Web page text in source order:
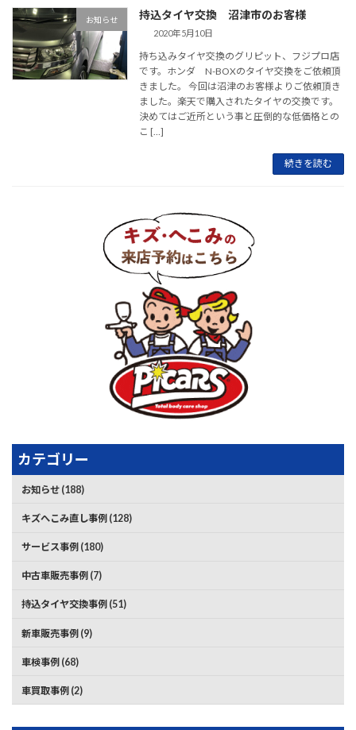
お知らせ 持込タイヤ交換 沼津市のお客様
2020年5月10日
持ち込みタイヤ交換のグリピット、フジプロ店
です。ホンダ N-BOXのタイヤ交換をご依頼頂
きました。 今回は沼津のお客様よりご依頼頂き
ました。楽天で購入されたタイヤの交換です。
決めてはご近所という事と圧倒的な低価格との
こ […]
続きを読む
カテゴリー
お知らせ (188)
キズへこみ直し事例 (128)
サービス事例 (180)
中古車販売事例 (7)
持込タイヤ交換事例 (51)
新車販売事例 (9)
車検事例 (68)
車買取事例 (2)